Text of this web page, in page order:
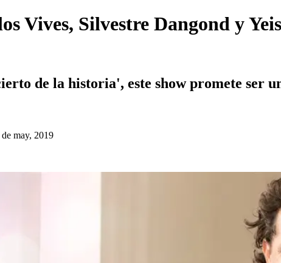
Vives, Silvestre Dangond y
de la historia', este show promete ser
may, 2019